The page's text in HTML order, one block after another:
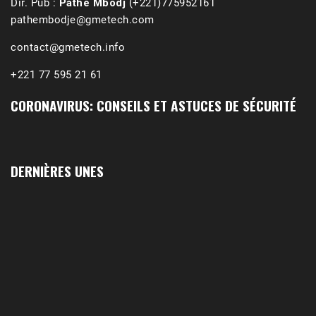
Dir. Pub : Pathé Mbodj (+221)775952161
pathembodje@gmetech.com
contact@gmetech.info
+221 77 595 21 61
CORONAVIRUS: CONSEILS ET ASTUCES DE SÉCURITÉ
DERNIÈRES UNES